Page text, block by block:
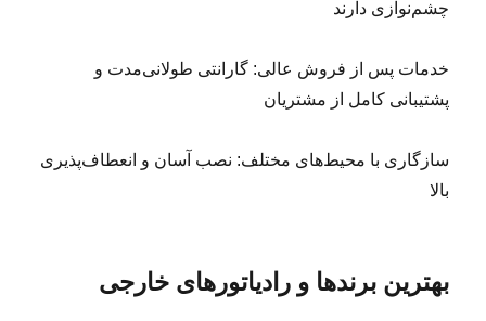
چشم‌نوازی دارند
خدمات پس از فروش عالی: گارانتی طولانی‌مدت و
پشتیبانی کامل از مشتریان
سازگاری با محیط‌های مختلف: نصب آسان و انعطاف‌پذیری
بالا
بهترین برندها و رادیاتورهای خارجی